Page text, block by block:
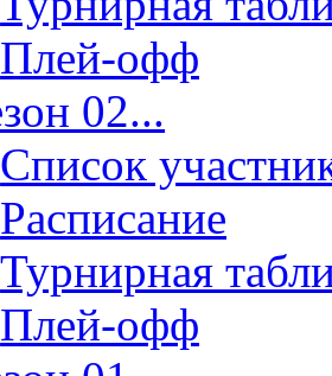
Плей-офф
02...
Список
Расписание
Турнирная
Плей-офф